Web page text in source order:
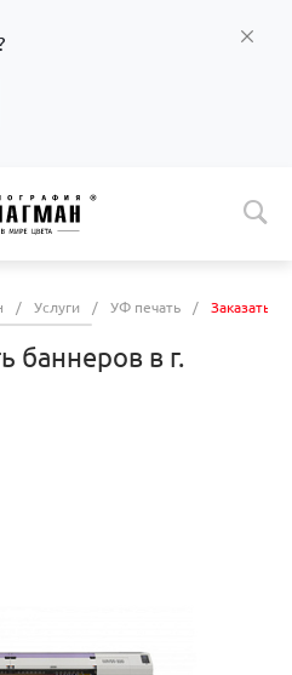
/ Услуги / УФ печать / Заказать
баннеров в г.